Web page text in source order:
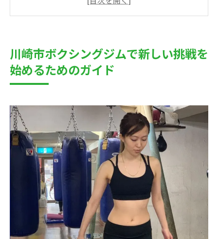
川崎市ボクシングジムのトレーニングスケ
ジュール
初心者向けのトレーニング期間と目標設定
ボクシングを始めるための必要な道具
川崎市ボクシングジムの設備と初心者に優しい
環境とは
最新のトレーニング設備の紹介
ジム内の快適な環境と衛生管理
初心者が安心して利用できるロッカーとシ
ャワー施設
トレーニングに集中できる静かな環境
デジタルツールを使ったトレーニング管理
川崎市ボクシングジムで新しい挑戦を
始めるためのガイド